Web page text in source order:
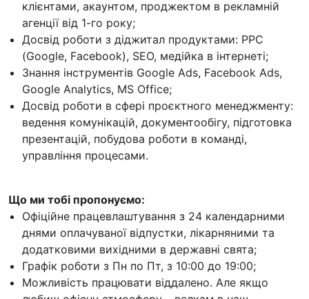
клієнтами, акаунтом, проджектом в рекламній
агенції від 1-го року;
Досвід роботи з діджитал продуктами: PPC
(Google, Facebook), SEO, медійка в інтернеті;
Знання інструментів Google Ads, Facebook Ads,
Google Analytics, MS Office;
Досвід роботи в сфері проєктного менеджменту:
ведення комунікацій, документообігу, підготовка
презентацій, побудова роботи в команді,
управління процесами.
Що ми тобі пропонуємо:
Офіційне працевлаштування з 24 календарними
днями оплачуваної відпустки, лікарняними та
додатковими вихідними в державні свята;
Графік роботи з Пн по Пт, з 10:00 до 19:00;
Можливість працювати віддалено. Але якщо